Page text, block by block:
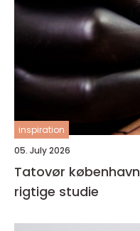
inspiration
05. July 2026
Tatovør københavn sådan finder du det
rigtige studie